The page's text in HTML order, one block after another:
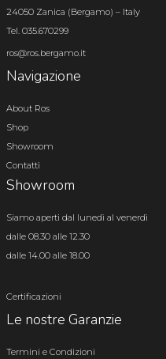
24050 Zanica (Bergamo) – Italy
Tel. 035.670299
ros@ros.bergamo.it
Navigazione
About Ros
Shop
Showroom
Contatti
Showroom
Siamo aperti dal lunedì al venerdì
dalle 08.30 alle 12.30
dalle 14.00 alle 18.00
Certificazioni
Le nostre Garanzie
Termini e Condizioni